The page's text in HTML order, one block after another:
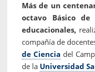
Más de un
octavo Básico de
educacionales,
compañía de
de Ciencia del
de la Universidad